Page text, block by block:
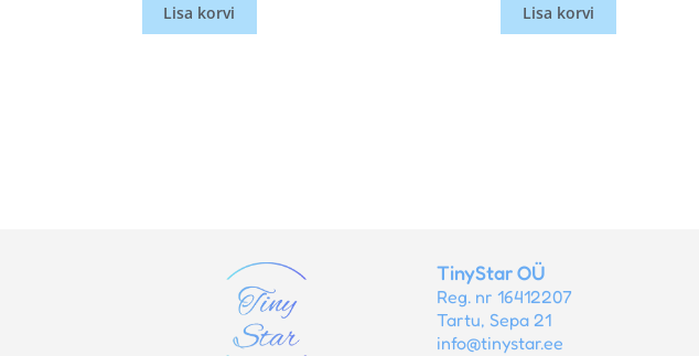
Lisa korvi Lisa korvi
TinyStar OÜ
Reg. nr 16412207
Tartu, Sepa 21
info@tinystar.ee